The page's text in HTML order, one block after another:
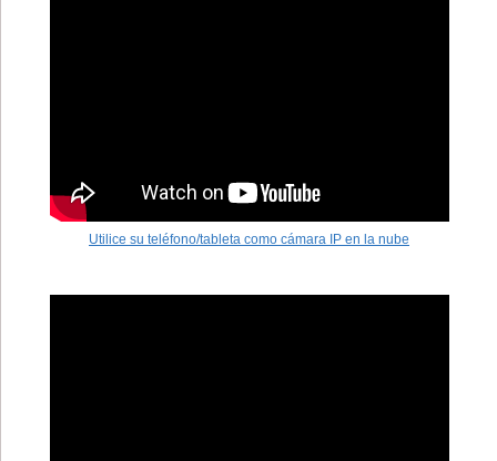
Utilice su teléfono/tableta como cámara IP en la nube